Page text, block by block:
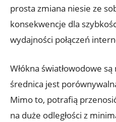
prosta zmiana niesie ze
konsekwencje dla
wydajności połączeń
Włókna światłowodowe
średnica jest
Mimo to, potrafią
na duże odległości z